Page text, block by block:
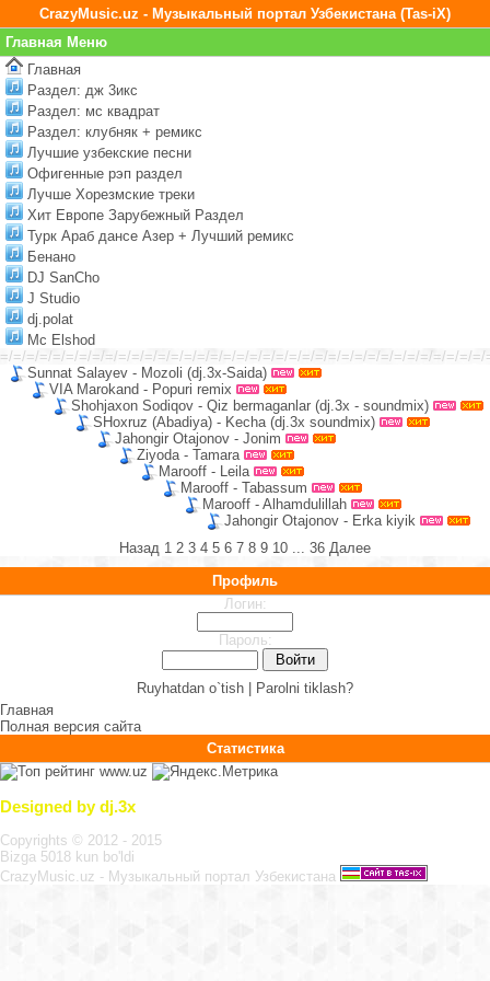
CrazyMusic.uz - Музыкальный портал Узбекистана (Tas-iX)
Главная Меню
Главная
Раздел: дж 3икс
Раздел: мс квадрат
Раздел: клубняк + ремикс
Лучшие узбекские песни
Офигенные рэп раздел
Лучше Хорезмские треки
Хит Европе Зарубежный Раздел
Турк Араб дансе Азер + Лучший ремикс
Бенано
DJ SanCho
J Studio
dj.polat
Mc Elshod
=/=/=/=/=/=/=/=/=/=/=/=/=/=/=/=/=/=/=/=/=/=/=/=/=/=/=/=/=/=/=/=/=/=/=/=/=/
Sunnat Salayev - Mozoli (dj.3x-Saida)
VIA Marokand - Popuri remix
Shohjaxon Sodiqov - Qiz bermaganlar (dj.3x - soundmix)
SHoxruz (Abadiya) - Kecha (dj.3x soundmix)
Jahongir Otajonov - Jonim
Ziyoda - Tamara
Marooff - Leila
Marooff - Tabassum
Marooff - Alhamdulillah
Jahongir Otajonov - Erka kiyik
Назад 1 2 3 4 5 6 7 8 9 10 ... 36 Далее
Профиль
Логин:
Пароль:
Ruyhatdan o`tish |
Parolni tiklash?
Главная
Полная версия сайта
Статистика
Designed by dj.3x
Copyrights © 2012 - 2015
Bizga 5018 kun bo'ldi
CrazyMusic.uz - Музыкальный портал Узбекистана